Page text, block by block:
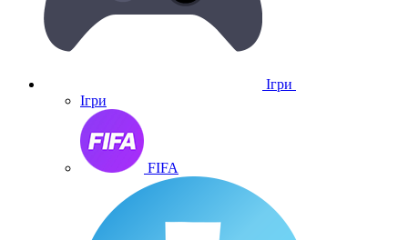
Ігри
Ігри
FIFA